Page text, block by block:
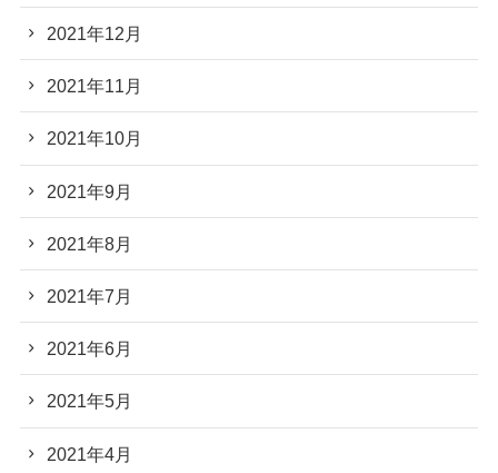
2021年12月
2021年11月
2021年10月
2021年9月
2021年8月
2021年7月
2021年6月
2021年5月
2021年4月